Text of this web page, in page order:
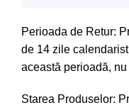
Perioada de Retur:
de 14 zile
această perioadă,
Starea Produselor: